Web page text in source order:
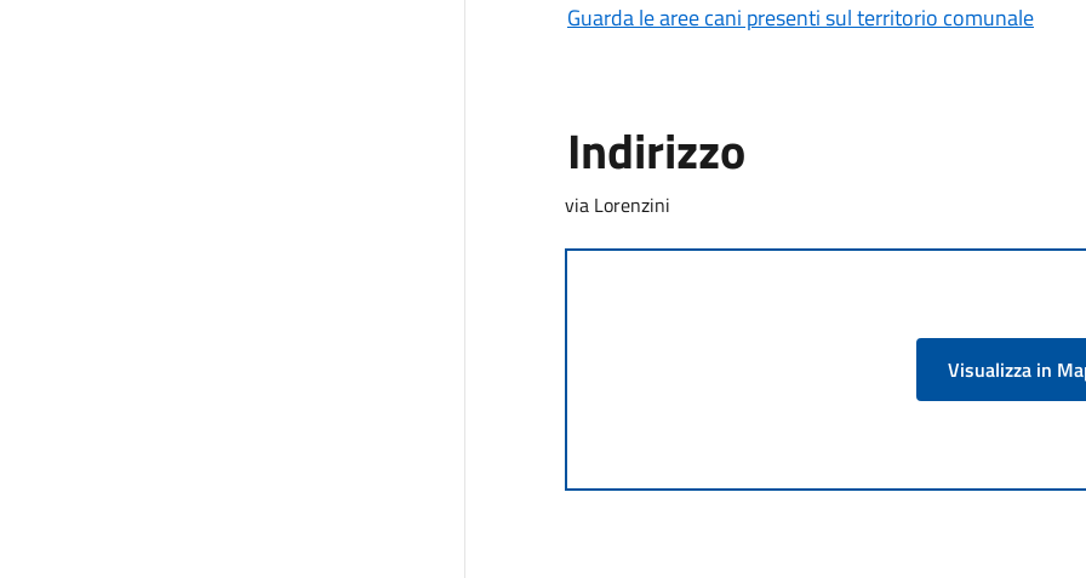
Guarda le aree cani presenti sul territorio comunale
Indirizzo
via Lorenzini
Visualizza in